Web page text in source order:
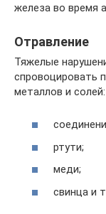
железа во время
Отравление
Тяжелые
спровоцировать
металлов и солей:
ртути;
меди;
свинца и